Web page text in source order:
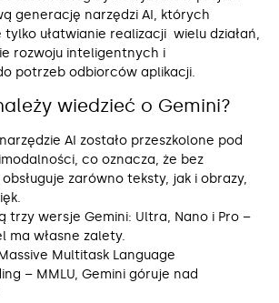
generację narzędzi AI, których
ułatwianie realizacji wielu działań,
rozwoju inteligentnych i
potrzeb odbiorców aplikacji.
wiedzieć o Gemini?
AI zostało przeszkolone pod
co oznacza, że bez
zarówno teksty, jak i obrazy,
trzy wersje Gemini: Ultra, Nano i Pro –
ma własne zalety.
Multitask Language
– MMLU, Gemini góruje nad